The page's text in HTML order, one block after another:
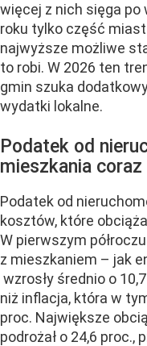
więcej z nich sięga
roku tylko część
najwyższe możliwe
to robi. W 2026 ten
gmin szuka
wydatki lokalne.
Podatek od
mieszkania
Podatek od
kosztów, które
W pierwszym
z mieszkaniem – jak
wzrosły średnio o
niż inflacja, która w
proc. Największe
podrożał o 24,6 proc.,